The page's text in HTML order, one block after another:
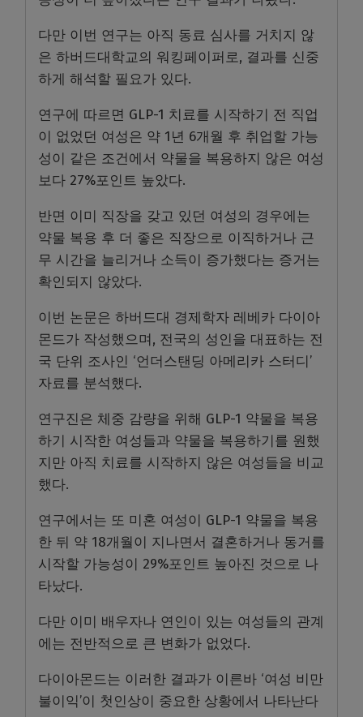
다만 이번 연구는 아직 동료 심사를 거치지 않
은 하버드대학교의 워킹페이퍼로, 결과를 신중
하게 해석할 필요가 있다.
연구에 따르면 GLP-1 치료를 시작하기 전 직업
이 없었던 여성은 약 1년 6개월 후 취업할 가능
성이 같은 조건에서 약물을 복용하지 않은 여성
보다 27%포인트 높았다.
반면 이미 직장을 갖고 있던 여성의 경우에는
약물 복용 후 더 좋은 직장으로 이직하거나 근
무 시간을 늘리거나 소득이 증가했다는 증거는
확인되지 않았다.
이번 논문은 하버드대 경제학자 레베카 다이아
몬드가 작성했으며, 전국의 성인을 대표하는 전
국 단위 조사인 ‘언더스탠딩 아메리카 스터디’
자료를 분석했다.
연구진은 체중 감량을 위해 GLP-1 약물을 복용
하기 시작한 여성들과 약물을 복용하기를 원했
지만 아직 치료를 시작하지 않은 여성들을 비교
했다.
연구에서는 또 미혼 여성이 GLP-1 약물을 복용
한 뒤 약 18개월이 지나면서 결혼하거나 동거를
시작할 가능성이 29%포인트 높아진 것으로 나
타났다.
다만 이미 배우자나 연인이 있는 여성들의 관계
에는 전반적으로 큰 변화가 없었다.
다이아몬드는 이러한 결과가 이른바 ‘여성 비만
불이익’이 첫인상이 중요한 상황에서 나타난다